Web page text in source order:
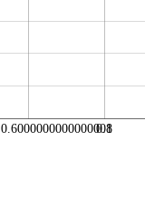
0.6000000000000001
0.8